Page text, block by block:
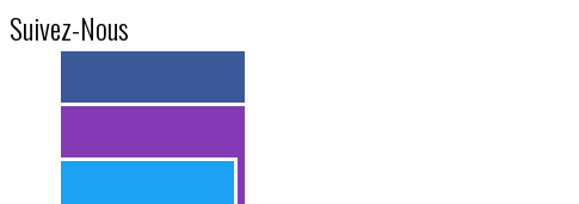
Suivez-Nous
> 11k abonnés
> 11k abonnés